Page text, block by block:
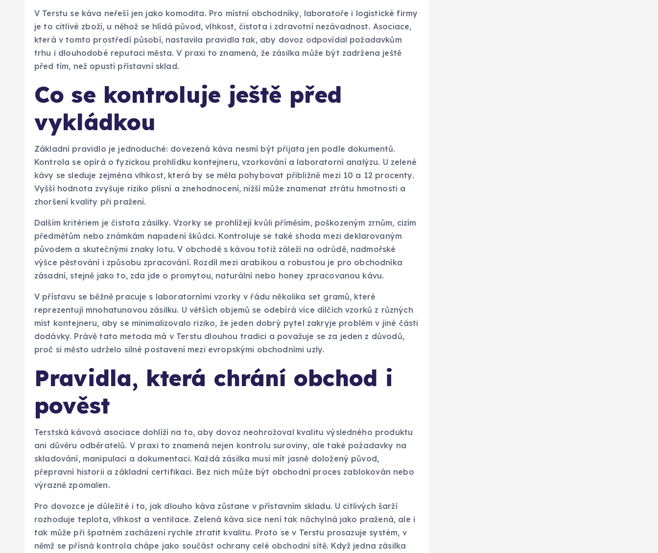
V Terstu se káva neřeší jen jako komodita. Pro místní obchodníky, laboratoře i logistické firmy
je to citlivé zboží, u něhož se hlídá původ, vlhkost, čistota i zdravotní nezávadnost. Asociace,
která v tomto prostředí působí, nastavila pravidla tak, aby dovoz odpovídal požadavkům
trhu i dlouhodobé reputaci města. V praxi to znamená, že zásilka může být zadržena ještě
před tím, než opustí přístavní sklad.
Co se kontroluje ještě před
vykládkou
Základní pravidlo je jednoduché: dovezená káva nesmí být přijata jen podle dokumentů.
Kontrola se opírá o fyzickou prohlídku kontejneru, vzorkování a laboratorní analýzu. U zelené
kávy se sleduje zejména vlhkost, která by se měla pohybovat přibližně mezi 10 a 12 procenty.
Vyšší hodnota zvyšuje riziko plísní a znehodnocení, nižší může znamenat ztrátu hmotnosti a
zhoršení kvality při pražení.
Dalším kritériem je čistota zásilky. Vzorky se prohlížejí kvůli příměsím, poškozeným zrnům, cizím
předmětům nebo známkám napadení škůdci. Kontroluje se také shoda mezi deklarovaným
původem a skutečnými znaky lotu. V obchodě s kávou totiž záleží na odrůdě, nadmořské
výšce pěstování i způsobu zpracování. Rozdíl mezi arabikou a robustou je pro obchodníka
zásadní, stejně jako to, zda jde o promytou, naturální nebo honey zpracovanou kávu.
V přístavu se běžně pracuje s laboratorními vzorky v řádu několika set gramů, které
reprezentují mnohatunovou zásilku. U větších objemů se odebírá více dílčích vzorků z různých
míst kontejneru, aby se minimalizovalo riziko, že jeden dobrý pytel zakryje problém v jiné části
dodávky. Právě tato metoda má v Terstu dlouhou tradici a považuje se za jeden z důvodů,
proč si město udrželo silné postavení mezi evropskými obchodními uzly.
Pravidla, která chrání obchod i
pověst
Terstská kávová asociace dohlíží na to, aby dovoz neohrožoval kvalitu výsledného produktu
ani důvěru odběratelů. V praxi to znamená nejen kontrolu suroviny, ale také požadavky na
skladování, manipulaci a dokumentaci. Každá zásilka musí mít jasně doložený původ,
přepravní historii a základní certifikaci. Bez nich může být obchodní proces zablokován nebo
výrazně zpomalen.
Pro dovozce je důležité i to, jak dlouho káva zůstane v přístavním skladu. U citlivých šarží
rozhoduje teplota, vlhkost a ventilace. Zelená káva sice není tak náchylná jako pražená, ale i
tak může při špatném zacházení rychle ztratit kvalitu. Proto se v Terstu prosazuje systém, v
němž se přísná kontrola chápe jako součást ochrany celé obchodní sítě. Když jedna zásilka